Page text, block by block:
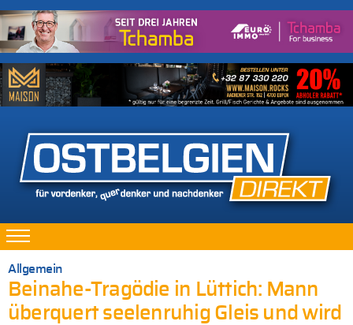
Allgemein
Beinahe-Tragödie in Lüttich: Mann
überquert seelenruhig Gleis und wird